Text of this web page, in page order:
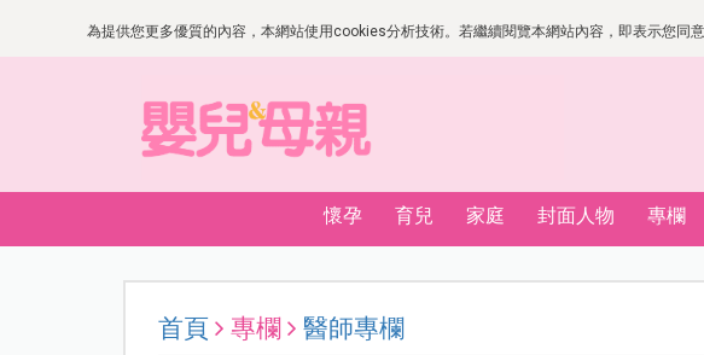
為提供您更多優質的內容，本網站使用cookies分析技術。若繼續閱覽本網站內容，即表示您
懷孕 育兒 家庭 封面人物 專欄
首頁 專欄 醫師專欄